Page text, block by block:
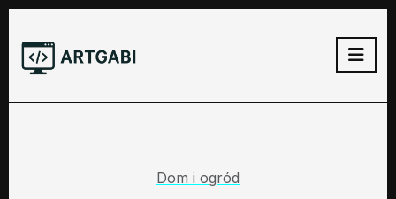
Dom i ogród